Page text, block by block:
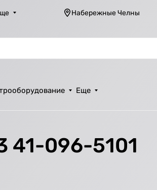
Набережные Челны
Еще
41-096-5101